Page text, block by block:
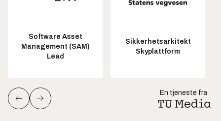
Software Asset
Management (SAM)
Lead
Sikkerhetsarkitekt
Skyplattform
En tjeneste fra